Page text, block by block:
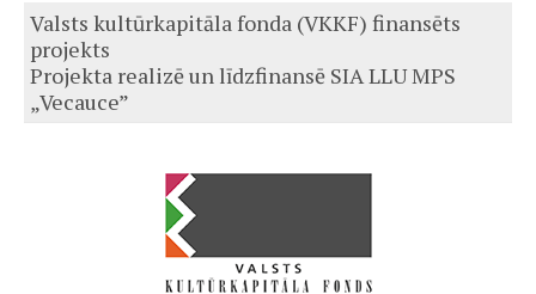
Valsts kultūrkapitāla fonda (VKKF) finansēts
projekts
Projekta realizē un līdzfinansē SIA LLU MPS
„Vecauce”